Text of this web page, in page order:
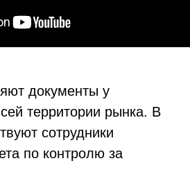
документы у
территории рынка. В
сотрудники
по контролю за